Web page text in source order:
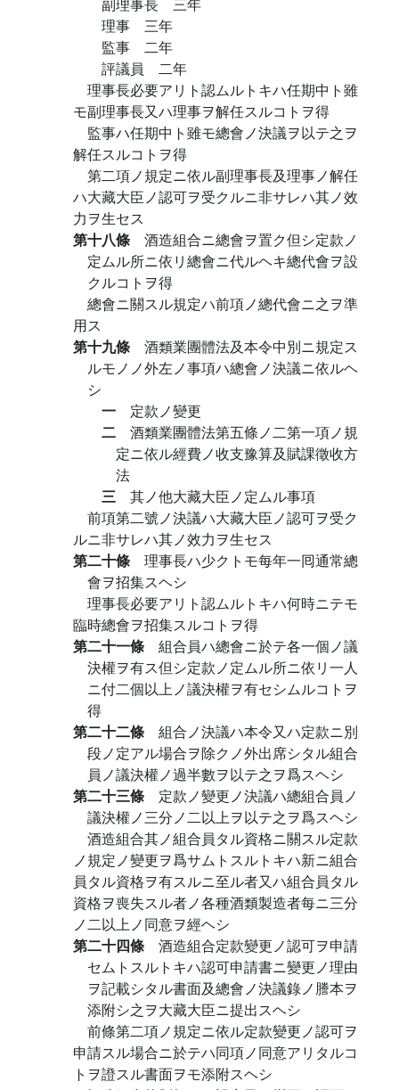
理事 三年
監事 二年
評議員 二年
理事長必要アリト認ムルトキハ任期中ト雖
モ副理事長又ハ理事ヲ解任スルコトヲ得
監事ハ任期中ト雖モ總會ノ決議ヲ以テ之ヲ
解任スルコトヲ得
第二項ノ規定ニ依ル副理事長及理事ノ解任
ハ大藏大臣ノ認可ヲ受クルニ非サレハ其ノ效
力ヲ生セス
第十八條 酒造組合ニ總會ヲ置ク但シ定款ノ
定ムル所ニ依リ總會ニ代ルヘキ總代會ヲ設
クルコトヲ得
總會ニ關スル規定ハ前項ノ總代會ニ之ヲ準
用ス
第十九條 酒類業團體法及本令中別ニ規定ス
ルモノノ外左ノ事項ハ總會ノ決議ニ依ルヘ
シ
一 定款ノ變更
二 酒類業團體法第五條ノ二第一項ノ規
定ニ依ル經費ノ收支豫算及賦課徵收方
法
三 其ノ他大藏大臣ノ定ムル事項
前項第二號ノ決議ハ大藏大臣ノ認可ヲ受ク
ルニ非サレハ其ノ效力ヲ生セス
第二十條 理事長ハ少クトモ每年一囘通常總
會ヲ招集スヘシ
理事長必要アリト認ムルトキハ何時ニテモ
臨時總會ヲ招集スルコトヲ得
第二十一條 組合員ハ總會ニ於テ各一個ノ議
決權ヲ有ス但シ定款ノ定ムル所ニ依リ一人
ニ付二個以上ノ議決權ヲ有セシムルコトヲ
得
第二十二條 組合ノ決議ハ本令又ハ定款ニ別
段ノ定アル場合ヲ除クノ外出席シタル組合
員ノ議決權ノ過半數ヲ以テ之ヲ爲スヘシ
第二十三條 定款ノ變更ノ決議ハ總組合員ノ
議決權ノ三分ノ二以上ヲ以テ之ヲ爲スヘシ
酒造組合其ノ組合員タル資格ニ關スル定款
ノ規定ノ變更ヲ爲サムトスルトキハ新ニ組合
員タル資格ヲ有スルニ至ル者又ハ組合員タル
資格ヲ喪失スル者ノ各種酒類製造者每ニ三分
ノ二以上ノ同意ヲ經ヘシ
第二十四條 酒造組合定款變更ノ認可ヲ申請
セムトスルトキハ認可申請書ニ變更ノ理由
ヲ記載シタル書面及總會ノ決議錄ノ謄本ヲ
添附シ之ヲ大藏大臣ニ提出スヘシ
前條第二項ノ規定ニ依ル定款變更ノ認可ヲ
申請スル場合ニ於テハ同項ノ同意アリタルコ
トヲ證スル書面ヲモ添附スヘシ